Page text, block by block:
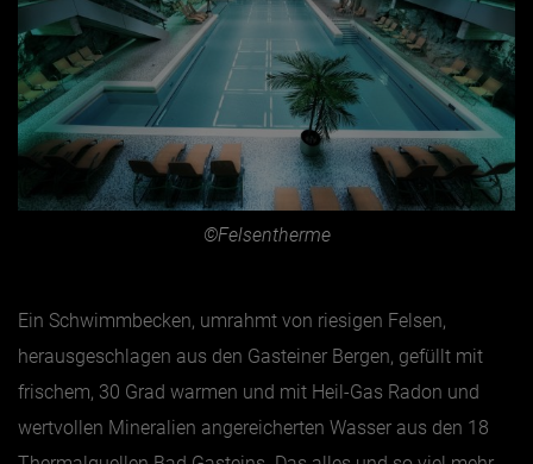
©Felsentherme
Ein Schwimmbecken, umrahmt von riesigen Felsen,
herausgeschlagen aus den Gasteiner Bergen, gefüllt mit
frischem, 30 Grad warmen und mit Heil-Gas Radon und
wertvollen Mineralien angereicherten Wasser aus den 18